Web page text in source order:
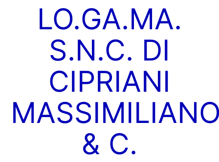
LO.GA.MA.
S.N.C. DI
CIPRIANI
& C.